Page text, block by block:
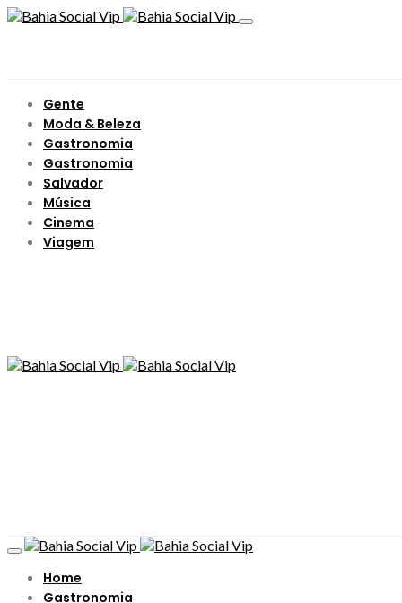
Gente
Moda & Beleza
Gastronomia
Gastronomia
Salvador
Música
Cinema
Viagem
Home
Gastronomia